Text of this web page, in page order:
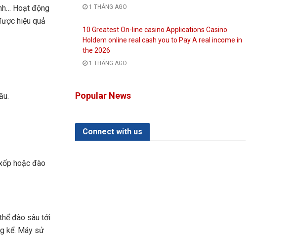
Hoạt động
hiệu quả
hoặc đào
đào sâu tới
kể. Máy sử
1 THÁNG AGO
10 Greatest On-line casino Applications Casino
Holdem online real cash you to Pay A real income in
the 2026
1 THÁNG AGO
Popular News
Connect with us